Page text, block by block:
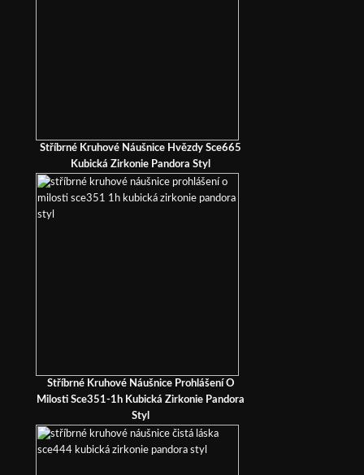
Stříbrné Kruhové Náušnice Hvězdy Sce665
Kubická Zirkonie Pandora Styl
Stříbrné Kruhové Náušnice Prohlášení O
Milosti Sce351-1h Kubická Zirkonie Pandora
Styl